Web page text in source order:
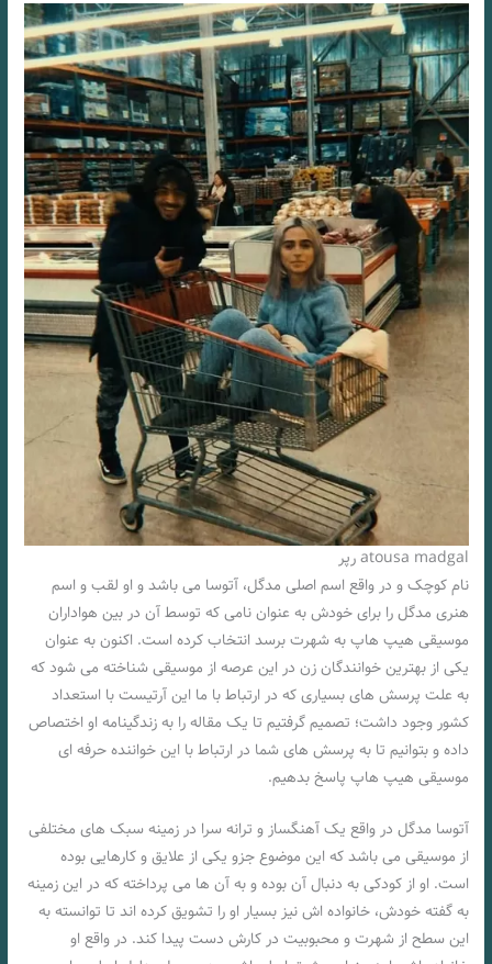
atousa madgal رپر
نام کوچک و در واقع اسم اصلی مدگل، آتوسا می باشد و او لقب و اسم
هنری مدگل را برای خودش به عنوان نامی که توسط آن در بین هواداران
موسیقی هیپ هاپ به شهرت برسد انتخاب کرده است. اکنون به عنوان
یکی از بهترین خوانندگان زن در این عرصه از موسیقی شناخته می شود که
به علت پرسش های بسیاری که در ارتباط با ما این آرتیست با استعداد
کشور وجود داشت؛ تصمیم گرفتیم تا یک مقاله را به زندگینامه او اختصاص
داده و بتوانیم تا به پرسش های شما در ارتباط با این خواننده حرفه ای
موسیقی هیپ هاپ پاسخ بدهیم.
آتوسا مدگل در واقع یک آهنگساز و ترانه سرا در زمینه سبک های مختلفی
از موسیقی می باشد که این موضوع جزو یکی از علایق و کارهایی بوده
است. او از کودکی به دنبال آن بوده و به آن ها می پرداخته که در این زمینه
به گفته خودش، خانواده اش نیز بسیار او را تشویق کرده اند تا توانسته به
این سطح از شهرت و محبوبیت در کارش دست پیدا کند. در واقع او